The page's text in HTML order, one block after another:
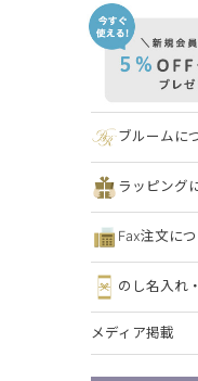
ブルームに
ラッピング
Fax注文に
のし名入れ
メディア掲載